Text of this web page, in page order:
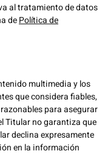
al tratamiento de datos
dePolítica de
multimedia y los
que considera fiables,
para asegurar
Titular no garantiza que
declina expresamente
en la información